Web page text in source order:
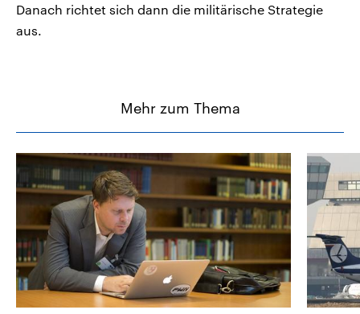
Danach richtet sich dann die militärische Strategie
aus.
Mehr zum Thema